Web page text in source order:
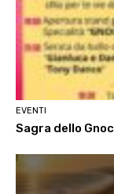
EVENTI
Sagra dello